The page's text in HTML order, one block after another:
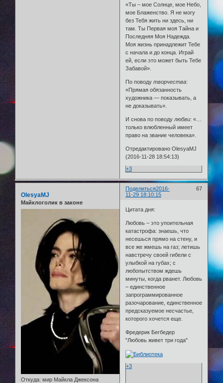
«Ты – мое Солнце, мое Небо,
мое Блаженство. Я не могу
без Тебя жить ни здесь, ни
там. Ты Первая моя Тайна и
Последняя Моя Надежда.
Моя жизнь принадлежит Тебе
с начала и до конца. Играй
ей, если это может быть Тебе
Забавой».
По поводутворчества:
«Прямая обязанность
художника — показывать, а
не доказывать».
И снова по поводулюбви: «…
только влюбленный имеет
право на звание человека».
Отредактировано OlesyaMJ
(2016-11-28 18:54:13)
+3
Поделиться 67
2016-
11-29 18:10:15
OlesyaMJ
Майклоголик в законе
Откуда: мир Майкла Джексона
Цитата дня:
Любовь – это упоительная
катастрофа: знаешь, что
несешься прямо на стену, и
все же жмешь на газ; летишь
навстречу своей гибели с
улыбкой на губах; с
любопытством ждешь
минуты, когда рванет. Любовь
– единственное
запрограммированное
разочарование, единственное
предсказуемое несчастье,
которого хочется еще.
Фредерик Бегбедер
"Любовь живет три года"
+3